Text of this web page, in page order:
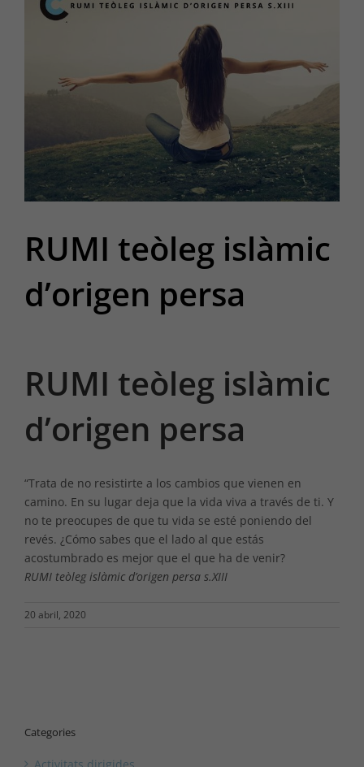
RUMI teòleg islàmic
d’origen persa
RUMI teòleg islàmic
d’origen persa
“Trata de no resistirte a los cambios que vienen en
camino. En su lugar deja que la vida viva a través de ti. Y
no te preocupes de que tu vida se esté poniendo del
revés. ¿Cómo sabes que el lado al que estás
acostumbrado es mejor que el que ha de venir?
RUMI teòleg islàmic d’origen persa s.XIII
20 abril, 2020
Categories